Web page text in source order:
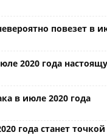
повезет в
2020 года
в июле 2020 года
года станет